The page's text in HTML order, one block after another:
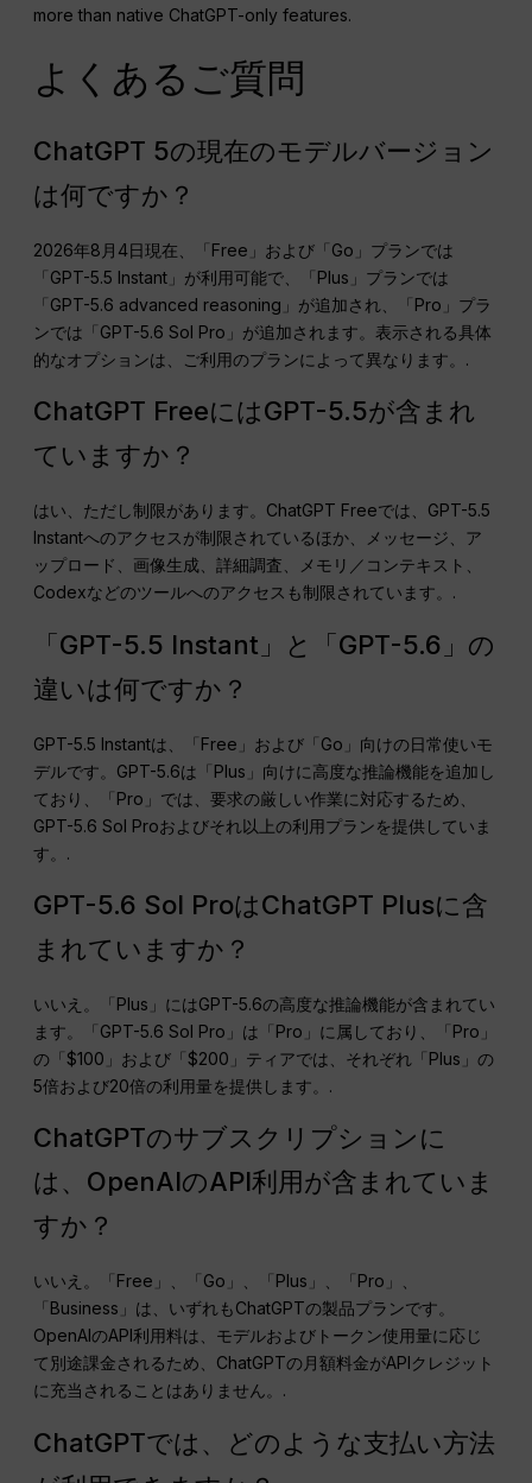
more than native ChatGPT-only features.
よくあるご質問
ChatGPT 5の現在のモデルバージョン
は何ですか？
2026年8月4日現在、「Free」および「Go」プランでは
「GPT-5.5 Instant」が利用可能で、「Plus」プランでは
「GPT-5.6 advanced reasoning」が追加され、「Pro」プラ
ンでは「GPT-5.6 Sol Pro」が追加されます。表示される具体
的なオプションは、ご利用のプランによって異なります。.
ChatGPT FreeにはGPT-5.5が含まれ
ていますか？
はい、ただし制限があります。ChatGPT Freeでは、GPT-5.5
Instantへのアクセスが制限されているほか、メッセージ、ア
ップロード、画像生成、詳細調査、メモリ／コンテキスト、
Codexなどのツールへのアクセスも制限されています。.
「GPT-5.5 Instant」と「GPT-5.6」の
違いは何ですか？
GPT-5.5 Instantは、「Free」および「Go」向けの日常使いモ
デルです。GPT-5.6は「Plus」向けに高度な推論機能を追加し
ており、「Pro」では、要求の厳しい作業に対応するため、
GPT-5.6 Sol Proおよびそれ以上の利用プランを提供していま
す。.
GPT-5.6 Sol ProはChatGPT Plusに含
まれていますか？
いいえ。「Plus」にはGPT-5.6の高度な推論機能が含まれてい
ます。「GPT-5.6 Sol Pro」は「Pro」に属しており、「Pro」
の「$100」および「$200」ティアでは、それぞれ「Plus」の
5倍および20倍の利用量を提供します。.
ChatGPTのサブスクリプションに
は、OpenAIのAPI利用が含まれていま
すか？
いいえ。「Free」、「Go」、「Plus」、「Pro」、
「Business」は、いずれもChatGPTの製品プランです。
OpenAIのAPI利用料は、モデルおよびトークン使用量に応じ
て別途課金されるため、ChatGPTの月額料金がAPIクレジット
に充当されることはありません。.
ChatGPTでは、どのような支払い方法